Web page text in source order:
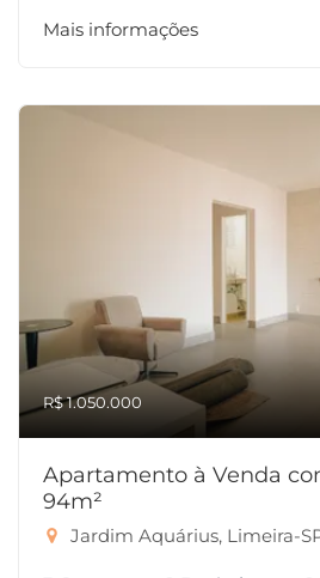
Mais informações
R$ 1.050.000
Apartamento à Venda
94m²
Jardim Aquárius, Limeira-